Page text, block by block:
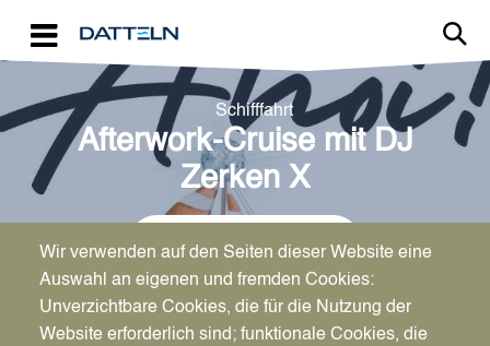
Schifffahrt
Afterwork-Cruise mit DJ
Zerken X
← Zurück zum Kalender
Wir verwenden auf den Seiten dieser Website eine
Auswahl an eigenen und fremden Cookies:
Unverzichtbare Cookies, die für die Nutzung der
Website erforderlich sind; funktionale Cookies, die